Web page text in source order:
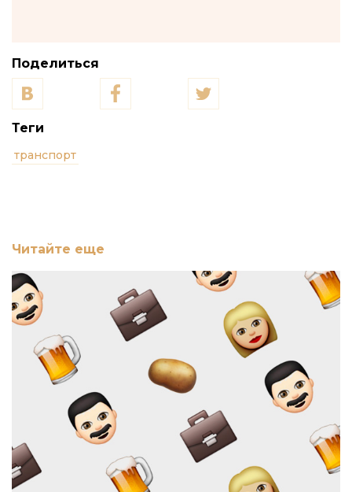
Поделиться
Теги
транспорт
Читайте еще